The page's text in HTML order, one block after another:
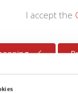
I accept the